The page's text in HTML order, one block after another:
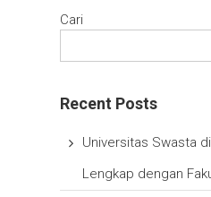
Cari
Recent Posts
Universitas Swasta
Lengkap dengan